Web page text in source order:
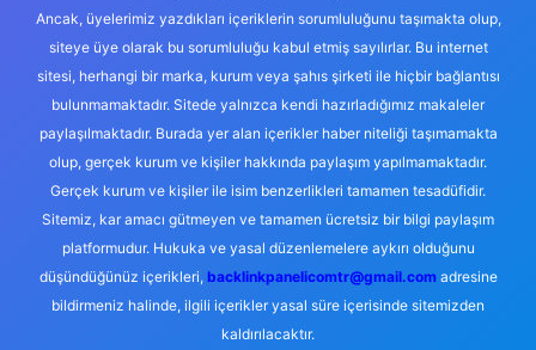
Ancak, üyelerimiz yazdıkları içeriklerin sorumluluğunu taşımakta olup,
siteye üye olarak bu sorumluluğu kabul etmiş sayılırlar. Bu internet
sitesi, herhangi bir marka, kurum veya şahıs şirketi ile hiçbir bağlantısı
bulunmamaktadır. Sitede yalnızca kendi hazırladığımız makaleler
paylaşılmaktadır. Burada yer alan içerikler haber niteliği taşımamakta
olup, gerçek kurum ve kişiler hakkında paylaşım yapılmamaktadır.
Gerçek kurum ve kişiler ile isim benzerlikleri tamamen tesadüfidir.
Sitemiz, kar amacı gütmeyen ve tamamen ücretsiz bir bilgi paylaşım
platformudur. Hukuka ve yasal düzenlemelere aykırı olduğunu
düşündüğünüz içerikleri, backlinkpanelicomtr@gmail.comadresine
bildirmeniz halinde, ilgili içerikler yasal süre içerisinde sitemizden
kaldırılacaktır.